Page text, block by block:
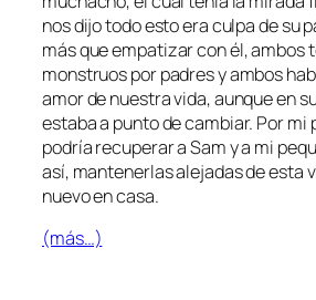
nos dijo todo esto era culpa de su
más que empatizar con él, ambos
monstruos por padres y ambos
amor de nuestra vida, aunque en
estaba a punto de cambiar. Por mi
podría recuperar a Sam y a mi
así, mantenerlas alejadas de esta
nuevo en casa.
(más…)